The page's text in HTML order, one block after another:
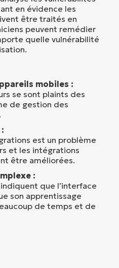
en évidence les
être traités en
peuvent remédier
quelle vulnérabilité
mobiles :
se sont plaints des
de gestion des
est un problème
et les intégrations
être améliorées.
:
indiquent que l’interface
son apprentissage
de temps et de